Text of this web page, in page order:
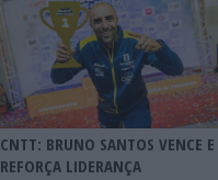
CNTT: BRUNO SANTOS VENCE E
REFORÇA LIDERANÇA